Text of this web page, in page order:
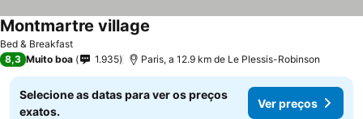
Bed & Breakfast
Montmartre village
8,3 Muito boa 1.935 Paris, a 12.9 km de Le Plessis-Robinson
Selecione as datas para ver os preços
exatos.
Ver preços